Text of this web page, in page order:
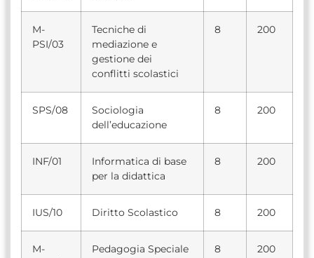
M-
PSI/03
Tecniche di
mediazione e
gestione dei
conflitti scolastici
8 200
SPS/08
Sociologia
dell’educazione
8 200
INF/01
Informatica di base
per la didattica
8 200
IUS/10 Diritto Scolastico 8 200
M-
Pedagogia Speciale 8 200